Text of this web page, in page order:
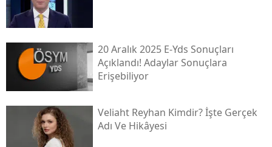
20 Aralık 2025 E-Yds Sonuçları
Açıklandı! Adaylar Sonuçlara
Erişebiliyor
Veliaht Reyhan Kimdir? İşte Gerçek
Adı Ve Hikâyesi